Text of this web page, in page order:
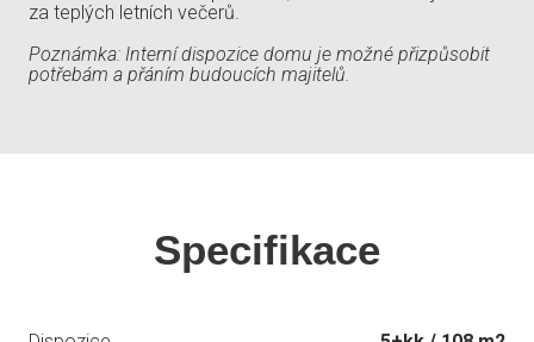
za teplých letních večerů.
Poznámka: Interní dispozice domu je možné přizpůsobit
potřebám a přáním budoucích majitelů.
Specifikace